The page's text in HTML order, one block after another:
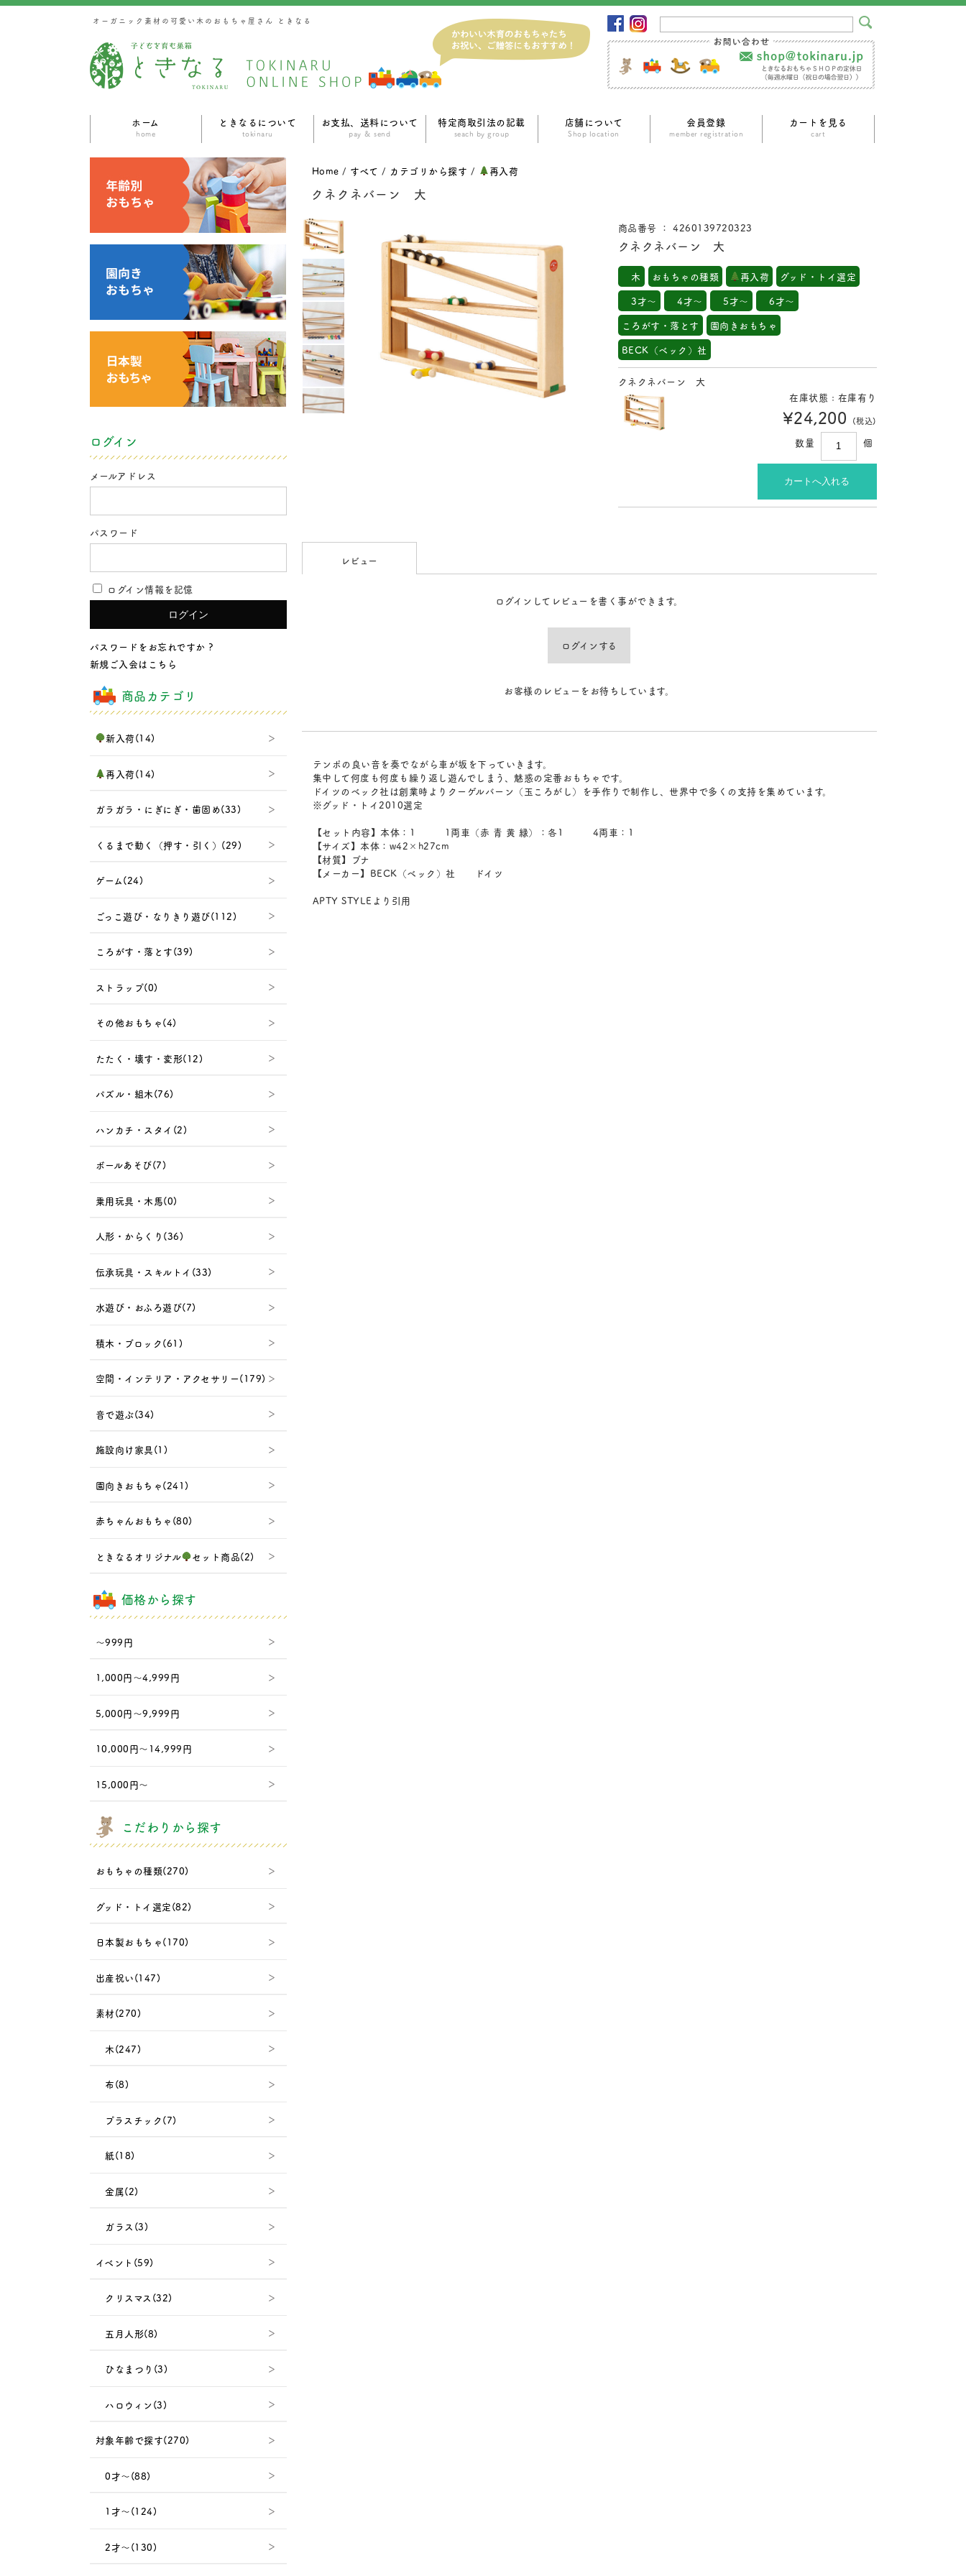
オーガニック素材の可愛い木のおもちゃ屋さん ときなる
ホーム
home
ときなるについて
tokinaru
お支払、送料について
pay ＆ send
特定商取引法の記載
seach by group
店舗について
Shop location
会員登録
ｍember registration
カートを見る
cart
Home / すべて / カテゴリから探す / 再入荷
クネクネバーン 大
商品番号 ： 4260139720323
クネクネバーン 大
木 おもちゃの種類 再入荷
グッド・トイ選定
3才～
4才～ 5才～
6才～
ころがす・落とす
園向きおもちゃ
BECK（ベック）社
クネクネバーン 大
在庫状態 : 在庫有り
¥24,200 (税込)
数量 個
レビュー
ログインしてレビューを書く事ができます。
ログインする
お客様のレビューをお待ちしています。
テンポの良い音を奏でながら車が坂を下っていきます。
集中して何度も何度も繰り返し遊んでしまう、魅惑の定番おもちゃです。
ドイツのベック社は創業時よりクーゲルバーン（玉ころがし）を手作りで制作し、世界中で多くの支持を集めています。
※グッド・トイ2010選定
【セット内容】本体：1 1両車（赤 青 黄 緑）：各1 4両車：1
【サイズ】本体：w42×h27cm
【材質】ブナ
【メーカー】BECK（ベック）社 ドイツ
APTY STYLEより引用
ログイン
メールアドレス
パスワード
ログイン情報を記憶
パスワードをお忘れですか ?
新規ご入会はこちら
商品カテゴリ
新入荷(14)
再入荷(14)
ガラガラ・にぎにぎ・歯固め(33)
くるまで動く（押す・引く）(29)
ゲーム(24)
ごっこ遊び・なりきり遊び(112)
ころがす・落とす(39)
ストラップ(0)
その他おもちゃ(4)
たたく・壊す・変形(12)
パズル・組木(76)
ハンカチ・スタイ(2)
ボールあそび(7)
乗用玩具・木馬(0)
人形・からくり(36)
伝承玩具・スキルトイ(33)
水遊び・おふろ遊び(7)
積木・ブロック(61)
空間・インテリア・アクセサリー(179)
音で遊ぶ(34)
施設向け家具(1)
園向きおもちゃ(241)
赤ちゃんおもちゃ(80)
ときなるオリジナル セット商品(2)
価格から探す
～999円
1,000円～4,999円
5,000円～9,999円
10,000円～14,999円
15,000円～
こだわりから探す
おもちゃの種類(270)
グッド・トイ選定(82)
日本製おもちゃ(170)
出産祝い(147)
素材(270)
木(247)
布(8)
プラスチック(7)
紙(18)
金属(2)
ガラス(3)
イベント(59)
クリスマス(32)
五月人形(8)
ひなまつり(3)
ハロウィン(3)
対象年齢で探す(270)
0才～(88)
1才～(124)
2才～(130)